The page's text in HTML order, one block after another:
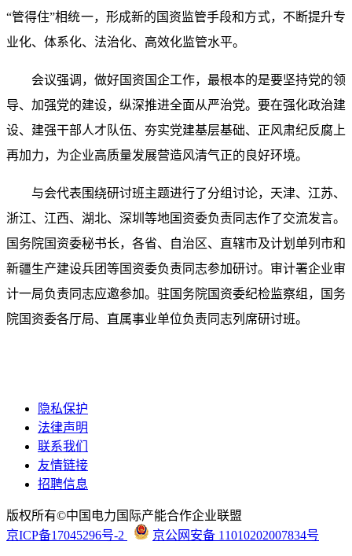
“管得住”相统一，形成新的国资监管手段和方式，不断提升专
业化、体系化、法治化、高效化监管水平。
会议强调，做好国资国企工作，最根本的是要坚持党的领
导、加强党的建设，纵深推进全面从严治党。要在强化政治建
设、建强干部人才队伍、夯实党建基层基础、正风肃纪反腐上
再加力，为企业高质量发展营造风清气正的良好环境。
与会代表围绕研讨班主题进行了分组讨论，天津、江苏、
浙江、江西、湖北、深圳等地国资委负责同志作了交流发言。
国务院国资委秘书长，各省、自治区、直辖市及计划单列市和
新疆生产建设兵团等国资委负责同志参加研讨。审计署企业审
计一局负责同志应邀参加。驻国务院国资委纪检监察组，国务
院国资委各厅局、直属事业单位负责同志列席研讨班。
隐私保护
法律声明
联系我们
友情链接
招聘信息
版权所有©中国电力国际产能合作企业联盟
京ICP备17045296号-2
京公网安备 11010202007834号